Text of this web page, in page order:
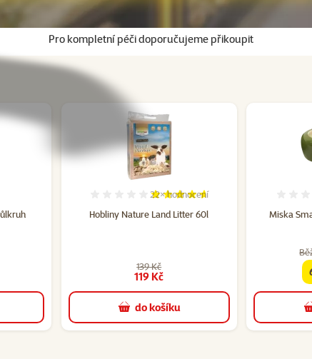
Pro kompletní péči doporučujeme přikoupit
Hobliny Nature Land Litter 60l
Hodnocení 92%, počet hodnocení: 22
22×hodnocení
139 Kč
119 Kč
do košíku
Miska